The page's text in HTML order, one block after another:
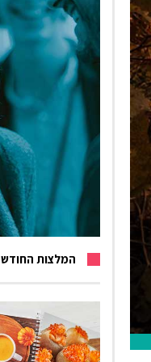
המלצות החודש